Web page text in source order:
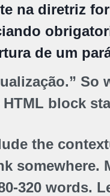
na diretriz
de um
So
block
the
somewhere.
320 words.